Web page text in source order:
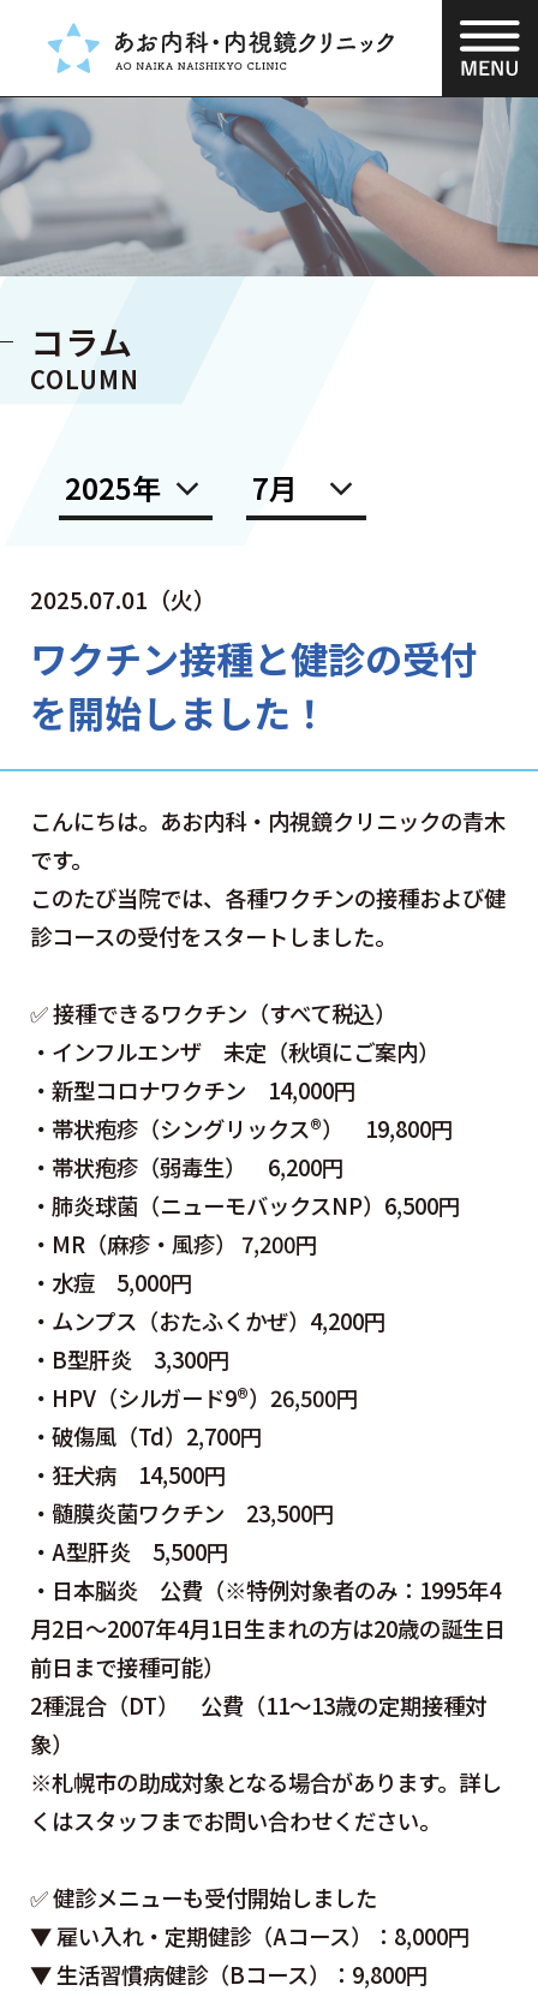
コラム
COLUMN
2025.07.01（火）
ワクチン接種と健診の受付
を開始しました！
こんにちは。あお内科・内視鏡クリニックの青木
です。
このたび当院では、各種ワクチンの接種および健
診コースの受付をスタートしました。
✅ 接種できるワクチン（すべて税込）
・インフルエンザ 未定（秋頃にご案内）
・新型コロナワクチン 14,000円
・帯状疱疹（シングリックス®） 19,800円
・帯状疱疹（弱毒生） 6,200円
・肺炎球菌（ニューモバックスNP）6,500円
・MR（麻疹・風疹） 7,200円
・水痘 5,000円
・ムンプス（おたふくかぜ）4,200円
・B型肝炎 3,300円
・HPV（シルガード9®）26,500円
・破傷風（Td）2,700円
・狂犬病 14,500円
・髄膜炎菌ワクチン 23,500円
・A型肝炎 5,500円
・日本脳炎 公費（※特例対象者のみ：1995年4
月2日～2007年4月1日生まれの方は20歳の誕生日
前日まで接種可能）
2種混合（DT） 公費（11〜13歳の定期接種対
象）
※札幌市の助成対象となる場合があります。詳し
くはスタッフまでお問い合わせください。
✅ 健診メニューも受付開始しました
▼ 雇い入れ・定期健診（Aコース）：8,000円
▼ 生活習慣病健診（Bコース）：9,800円
INFORMATION
当院について
当クリニックの特徴と強み
通院するメリット
血液検査（当日判明）と超音波検査
クリニック理念
消化器・内視鏡診療
肛門疾患
一般内科
発熱外来
小外科
予防医療
健診・ワクチン
施設基準
胃カメラ・大腸カメラを受ける方へ
初めての患者様へ
ご予約方法について
初診の流れ
発熱、かぜ症状で受診の方
保険診療・初診料の目安
お支払いについて
院内紹介
よくあるご質問
アクセス
コラム
お問い合わせ